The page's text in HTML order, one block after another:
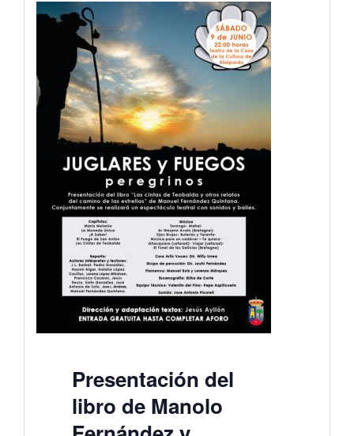
Presentación del
libro de Manolo